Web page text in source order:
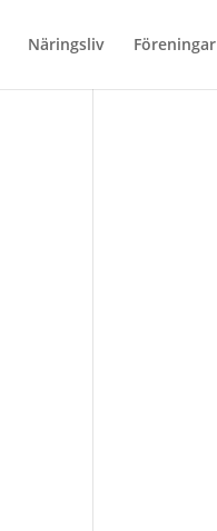
Näringsliv Föreningar